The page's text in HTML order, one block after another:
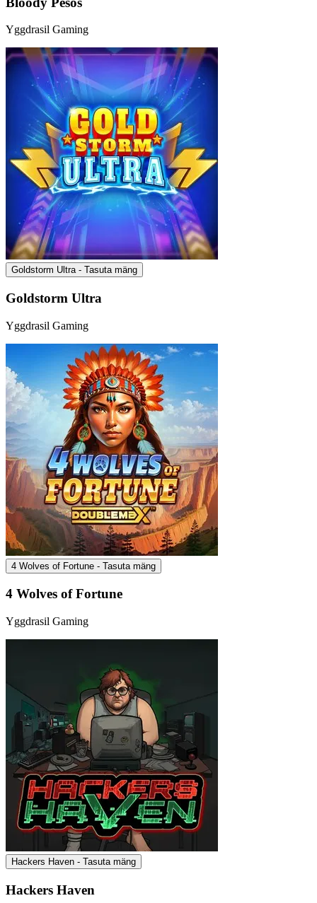
Yggdrasil Gaming
Goldstorm Ultra - Tasuta mäng
Goldstorm Ultra
Yggdrasil Gaming
4 Wolves of Fortune - Tasuta mäng
4 Wolves of Fortune
Yggdrasil Gaming
Hackers Haven - Tasuta mäng
Hackers Haven